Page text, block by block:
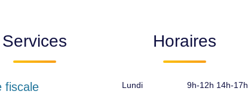
Services
fiscale
Horaires
Lundi
9h-12h 14h-17h